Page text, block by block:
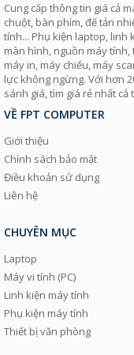
Cung cấp thông tin giá cả
chuột, bàn phím, đế tản
tính... Phụ kiện laptop, linh
màn hình, nguồn máy
máy in, máy chiếu, máy
lực không ngừng. Với hơn
sánh giá, tìm giá rẻ nhất
VỀ FPT COMPUTER
Giới thiệu
Chính sách bảo mật
Điều khoản sử dụng
Liên hệ
CHUYÊN MỤC
Laptop
Máy vi tính (PC)
Linh kiện máy tính
Phụ kiện máy tính
Thiết bị văn phòng